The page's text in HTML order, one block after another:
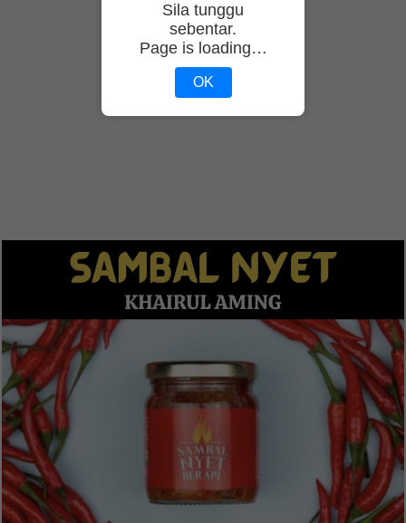
Sila tunggu
sebentar.
Page is loading…
OK